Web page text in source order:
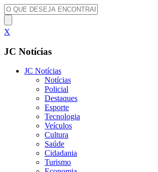
X
JC Notícias
JC Notícias
Notícias
Policial
Destaques
Esporte
Tecnologia
Veículos
Cultura
Saúde
Cidadania
Turismo